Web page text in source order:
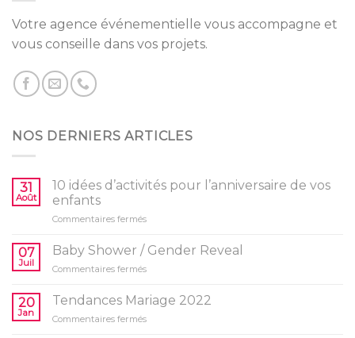
Votre agence événementielle vous accompagne et
vous conseille dans vos projets.
NOS DERNIERS ARTICLES
31
Août
10 idées d’activités pour l’anniversaire de vos
enfants
Commentaires ferméssur
idées
d’activités
pour
de
enfants
07
Juil
Baby Shower / Gender Reveal
Commentaires ferméssur
Shower
/
Gender
20
Jan
Tendances Mariage 2022
Commentaires ferméssur